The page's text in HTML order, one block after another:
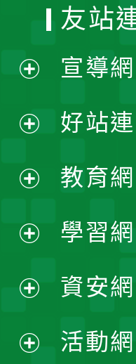
開
選
單
開
選
單
開
選
單
開
選
友站
宣導
好站
教育
學習
資安
活動